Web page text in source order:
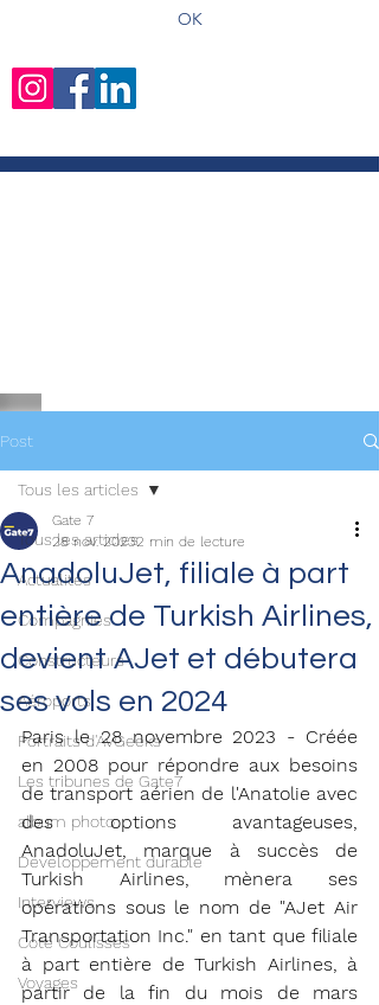
OK
Post
Tous les articles
Actualités
Compagnies
Constructeurs
Aéroports
Portraits d'AvGeeks
Les tribunes de Gate7
album photo
Développement durable
Interviews
Coté Coulisses
Voyages
Tous les articles
AnadoluJet, filiale à part
entière de Turkish Airlines,
devient AJet et débutera
ses vols en 2024
Gate 7
28 nov. 20232 min de lecture
Paris le 28 novembre 2023 - Créée
en 2008 pour répondre aux besoins
de transport aérien de l'Anatolie avec
des options avantageuses,
AnadoluJet, marque à succès de
Turkish Airlines, mènera ses
opérations sous le nom de "AJet Air
Transportation Inc." en tant que filiale
à part entière de Turkish Airlines, à
partir de la fin du mois de mars